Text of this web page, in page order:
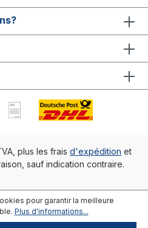
plus les frais d'expédition et
sauf indication contraire.
pour garantir la meilleure
Plus d'informations...